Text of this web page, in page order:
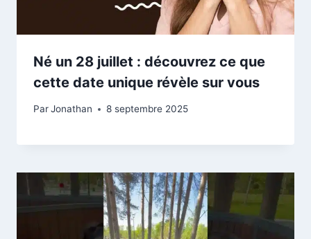
Né un 28 juillet : découvrez ce que
cette date unique révèle sur vous
ParJonathan 8 septembre 2025